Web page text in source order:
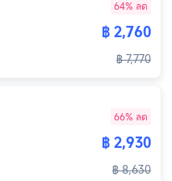
64% ลด
฿ 2,760
฿ 7,770
66% ลด
฿ 2,930
฿ 8,630